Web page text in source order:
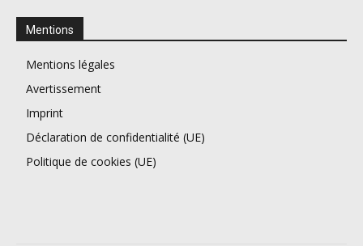
Mentions
Mentions légales
Avertissement
Imprint
Déclaration de confidentialité (UE)
Politique de cookies (UE)